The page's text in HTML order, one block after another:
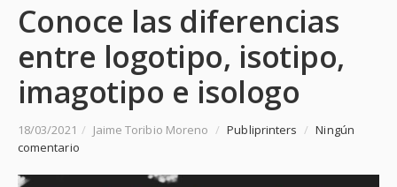
Conoce las diferencias
entre logotipo, isotipo,
imagotipo e isologo
18/03/2021 / Jaime Toribio Moreno / Publiprinters / Ningún
comentario